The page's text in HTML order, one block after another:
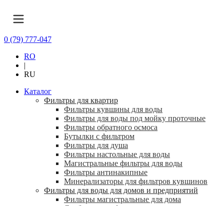
0 (79) 777-047
RO
|
RU
Каталог
Фильтры для квартир
Фильтры кувшины для воды
Фильтры для воды под мойку проточные
Фильтры обратного осмоса
Бутылки с фильтром
Фильтры для душа
Фильтры настольные для воды
Магистральные фильтры для воды
Фильтры антинакипные
Минерализаторы для фильтров кувшинов
Фильтры для воды для домов и предприятий
Фильтры магистральные для дома